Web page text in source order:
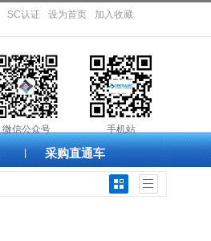
SC认证 设为首页 加入收藏
微信公众号
手机站
采购直通车